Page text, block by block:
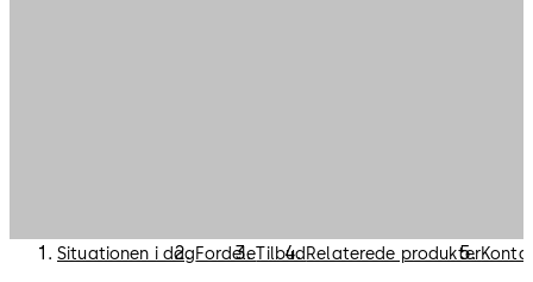
Situationen i dagFordeleTilbud Relaterede produkter